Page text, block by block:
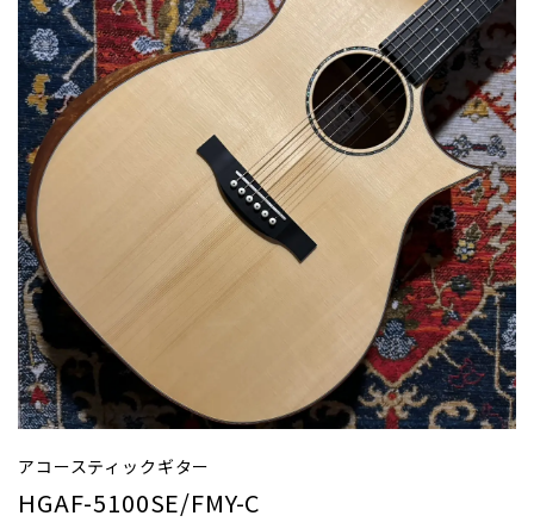
アコースティックギター
HGAF-5100SE/FMY-C